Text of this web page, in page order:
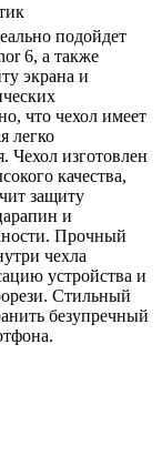
подойдет
6, а также
экрана и
что чехол имеет
легко
Чехол изготовлен
качества,
защиту
и
Прочный
чехла
устройства и
Стильный
безупречный